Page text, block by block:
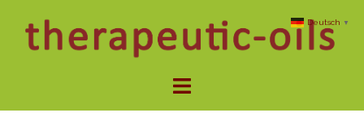
Inhalt
springen
Menü
Deutsch ▼